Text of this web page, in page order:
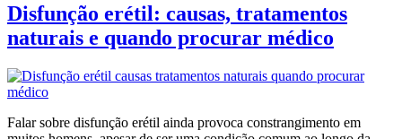
Disfunção erétil: causas, tratamentos
naturais e quando procurar médico
Falar sobre disfunção erétil ainda provoca constrangimento em